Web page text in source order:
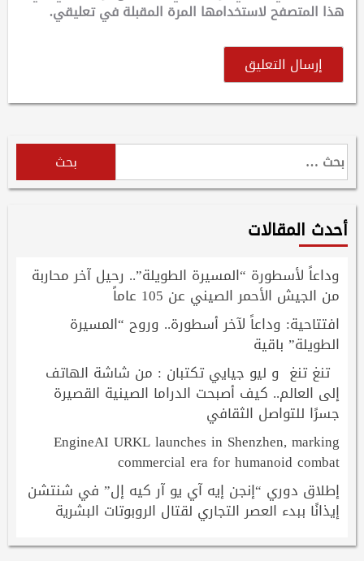
هذا المتصفح لاستخدامها المرة المقبلة في تعليقي.
البحث
عن:
أحدث المقالات
وداعاً لأسطورة “المسيرة الطويلة”.. رحيل آخر محاربة
من الجيش الأحمر الصيني عن 105 عاماً
افتتاحية: وداعاً لآخر أسطورة.. وروح “المسيرة
الطويلة” باقية
تنغ تنغ و ليو جيايي تكتبان : من شاشة الهاتف
إلى العالم.. كيف أصبحت الدراما الصينية القصيرة
جسرًا للتواصل الثقافي
EngineAI URKL launches in Shenzhen, marking
commercial era for humanoid combat
إطلاق دوري “إنجن إيه آي يو آر كيه إل” في شنتشن
إيذانًا ببدء العصر التجاري لقتال الروبوتات البشرية